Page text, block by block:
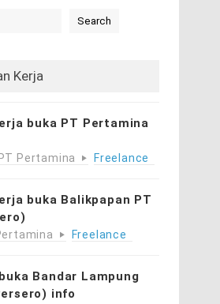
Search
Kerja
buka PT Pertamina
PT Pertamina Freelance
buka Balikpapan PT
Freelance
Bandar Lampung
info